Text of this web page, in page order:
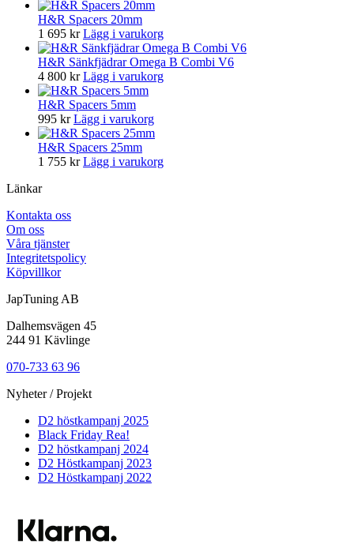
H&R Spacers 20mm
1 695 kr Lägg i varukorg
H&R Sänkfjädrar Omega B Combi V6
4 800 kr Lägg i varukorg
H&R Spacers 5mm
995 kr Lägg i varukorg
H&R Spacers 25mm
1 755 kr Lägg i varukorg
Länkar
Kontakta oss
Om oss
Våra tjänster
Integritetspolicy
Köpvillkor
JapTuning AB
Dalhemsvägen 45
244 91 Kävlinge
070-733 63 96
Nyheter / Projekt
D2 höstkampanj 2025
Black Friday Rea!
D2 höstkampanj 2024
D2 Höstkampanj 2023
D2 Höstkampanj 2022